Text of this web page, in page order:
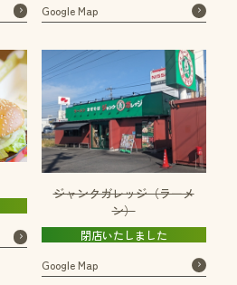
Google Map
ジャンクガレッジ（ラーメ
ン）
閉店いたしました
Google Map